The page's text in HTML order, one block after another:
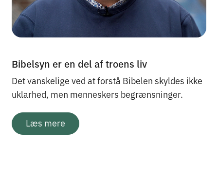
Bibelsyn er en del af troens liv
Det vanskelige ved at forstå Bibelen skyldes ikke
uklarhed, men menneskers begrænsninger.
Læs mere